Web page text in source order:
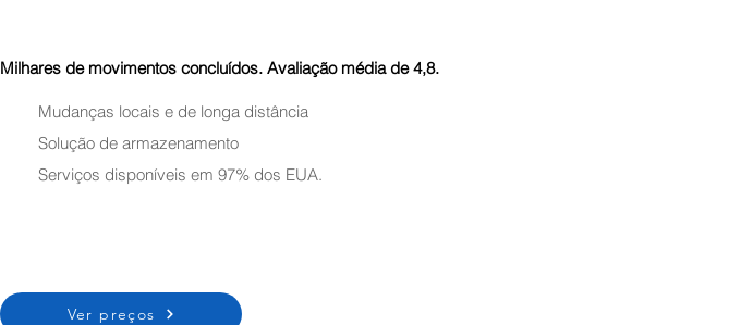
Milhares de movimentos concluídos. Avaliação média de 4,8.
Mudanças locais e de longa distância
Solução de armazenamento
Serviços disponíveis em 97% dos EUA.
Ver preços